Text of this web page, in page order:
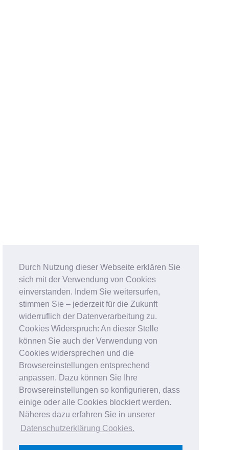
Durch Nutzung dieser Webseite erklären Sie
sich mit der Verwendung von Cookies
einverstanden. Indem Sie weitersurfen,
stimmen Sie – jederzeit für die Zukunft
widerruflich der Datenverarbeitung zu.
Cookies Widerspruch: An dieser Stelle
können Sie auch der Verwendung von
Cookies widersprechen und die
Browsereinstellungen entsprechend
anpassen. Dazu können Sie Ihre
Browsereinstellungen so konfigurieren, dass
einige oder alle Cookies blockiert werden.
Näheres dazu erfahren Sie in unserer
Datenschutzerklärung Cookies.